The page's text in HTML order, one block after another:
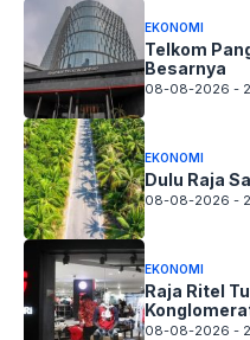
EKONOMI
Telkom
Besarnya
08-08-2026 -
EKONOMI
Dulu Raja
08-08-2026 -
EKONOMI
Raja Ritel
08-08-2026 -